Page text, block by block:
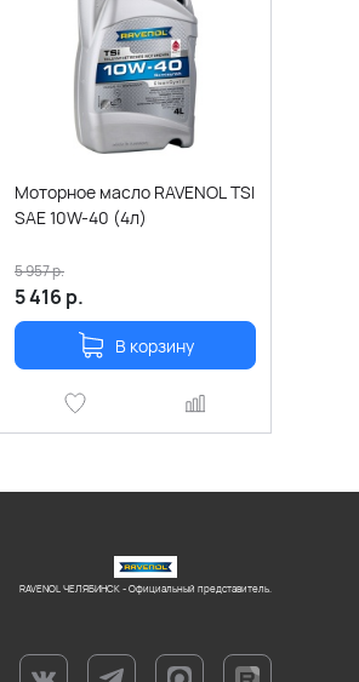
Моторное масло RAVENOL TSI
SAE 10W-40 (4л)
5 416 р.
5 957р.
В корзину
RAVENOL ЧЕЛЯБИНСК - Официальный представитель.